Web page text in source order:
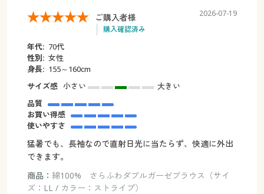
ご購入者様
購入確認済み
2026-07-19
年代: 70代
性別: 女性
身長: 155～160cm
サイズ感 小さい
大きい
品質
お買い得感
使いやすさ
猛暑でも、長袖なので直射日光に当たらず、快適に外出
できます。
商品： 綿100% さらふわダブルガーゼブラウス（サイ
ズ：LL / カラー：ストライプ）